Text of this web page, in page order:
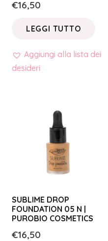
€16,50
LEGGI TUTTO
Aggiungi alla lista dei
desideri
SUBLIME DROP
FOUNDATION 05 N |
PUROBIO COSMETICS
€16,50